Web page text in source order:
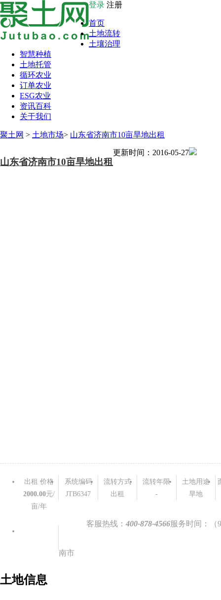
登录 注册
首页
土地流转
土壤治理
智慧种植
土地托管
循环农业
订单农业
ESG农业
资讯百科
关于我们
聚土网 > 土地市场> 山东省济南市10亩旱地出租
山东省济南市10亩旱地出租
更新时间：2016-05-27
出租 价格
2000.00元/
亩/年
系统编码
JTB6347
流转方式
出租
流转年限
-
土地用途
旱地
客服热线：400-878-4566服务时间：（
南市
土地信息